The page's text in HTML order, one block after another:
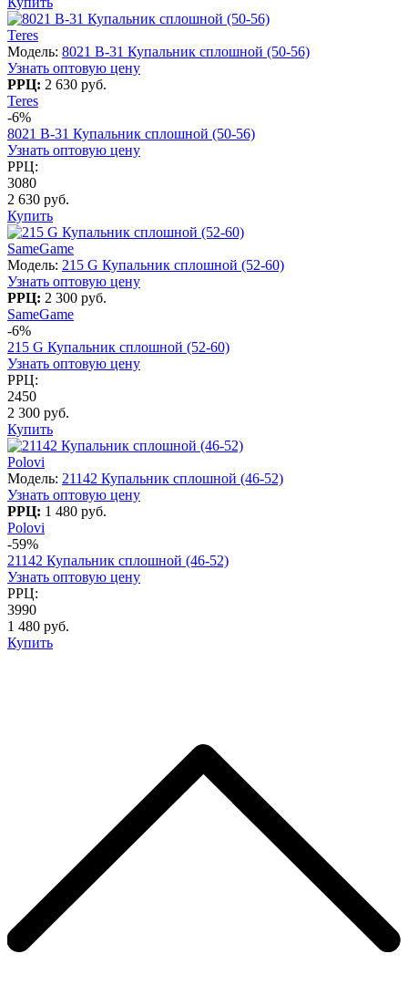
Teres
Модель: 8021 B-31 Купальник сплошной (50-56)
Узнать оптовую цену
РРЦ: 2 630 руб.
Teres
-6%
8021 B-31 Купальник сплошной (50-56)
Узнать оптовую цену
РРЦ:
3080
2 630 руб.
Купить
SameGame
Модель: 215 G Купальник сплошной (52-60)
Узнать оптовую цену
РРЦ: 2 300 руб.
SameGame
-6%
215 G Купальник сплошной (52-60)
Узнать оптовую цену
РРЦ:
2450
2 300 руб.
Купить
Polovi
Модель: 21142 Купальник сплошной (46-52)
Узнать оптовую цену
РРЦ: 1 480 руб.
Polovi
-59%
21142 Купальник сплошной (46-52)
Узнать оптовую цену
РРЦ:
3990
1 480 руб.
Купить